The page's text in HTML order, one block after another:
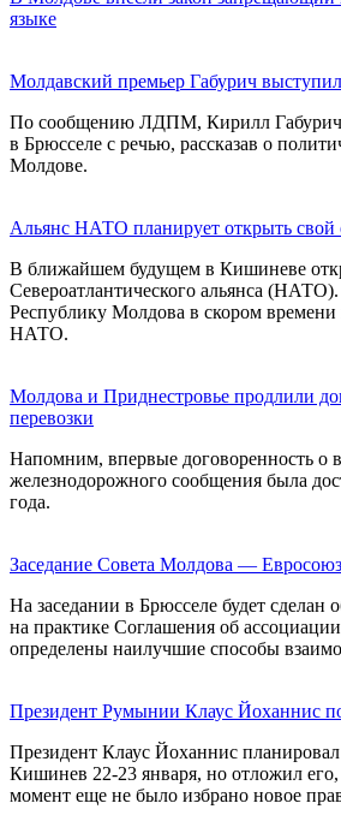
языке
Молдавский премьер Габурич
По сообщению ЛДПМ, Кирилл Габурич
в Брюсселе с речью, рассказав о
Молдове.
Альянс НАТО планирует открыть
В ближайшем будущем в Кишиневе
Североатлантического альянса
Республику Молдова в скором времени
НАТО.
Молдова и Приднестровье продлили
перевозки
Напомним, впервые договоренность о
железнодорожного сообщения была
года.
Заседание Совета Молдова — Евросоюз
На заседании в Брюсселе будет сделан
на практике Соглашения об
определены наилучшие способы
Президент Румынии Клаус Йоханнис
Президент Клаус Йоханнис
Кишинев 22-23 января, но отложил его,
момент еще не было избрано новое